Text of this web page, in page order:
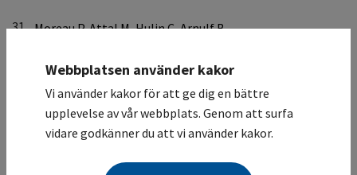
31.
Webbplatsen använder kakor
Vi använder kakor för att ge dig en bättre
upplevelse av vår webbplats. Genom att surfa
vidare godkänner du att vi använder kakor.